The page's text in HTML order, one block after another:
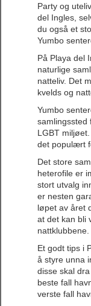
Party og
del Ingles,
du også et
Yumbo
På Playa del
naturlige
natteliv. Det
kvelds og
Yumbo
samlingssted
LGBT
det populært
Det store
heterofile er
stort utvalg
er nesten
løpet av året
at det kan bli
nattklubbene.
Et godt tips i
å styre unna
disse skal
beste fall
verste fall